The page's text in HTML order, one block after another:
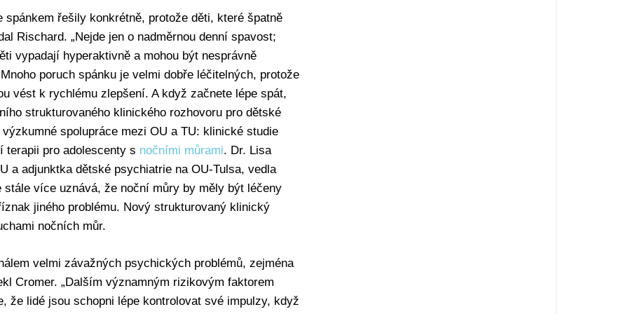
řešily konkrétně, protože děti, které špatně
Rischard. „Nejde jen o nadměrnou denní spavost;
vypadají hyperaktivně a mohou být nesprávně
poruch spánku je velmi dobře léčitelných, protože
vést k rychlému zlepšení. A když začnete lépe spát,
strukturovaného klinického rozhovoru pro dětské
spolupráce mezi OU a TU: klinické studie
terapii pro adolescenty s nočními můrami. Dr. Lisa
a adjunktka dětské psychiatrie na OU-Tulsa, vedla
více uznává, že noční můry by měly být léčeny
jiného problému. Nový strukturovaný klinický
nočních můr.
velmi závažných psychických problémů, zejména
Cromer. „Dalším významným rizikovým faktorem
že lidé jsou schopni lépe kontrolovat své impulzy, když